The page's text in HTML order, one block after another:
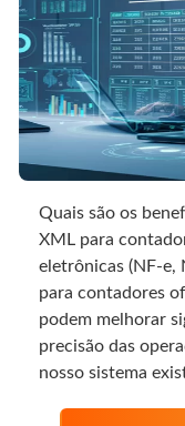
Quais são os
XML para
eletrônicas (NF-e,
para contadores
podem melhorar
precisão das
nosso sistema